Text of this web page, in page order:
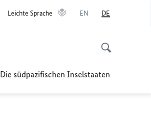
Leichte Sprache EN DE
Die südpazifischen Inselstaaten